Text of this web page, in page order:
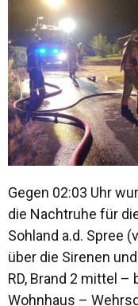
Gegen 02:03 Uhr
die Nachtruhe für
Sohland a.d. Spree
über die Sirenen
RD, Brand 2 mittel –
Wohnhaus –